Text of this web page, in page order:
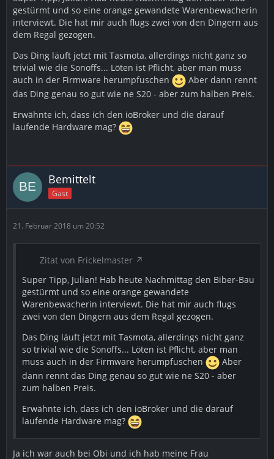
gestürmt und so eine orange gewandete Warenbewacherin
interviewt. Die hat mir auch flugs zwei von den Dingern aus
dem Regal gezogen.
Das Ding läuft jetzt mit Tasmota, allerdings nicht ganz so
trivial wie die Sonoffs... Löten ist Pflicht, aber man muss
auch in der Firmware herumpfuschen
Aber dann rennt
das Ding genau so gut wie ne S20 - aber zum halben Preis.
Erwähnte ich, dass ich den ioBroker und die darauf
laufende Hardware mag?
Bemittelt
Gast
21. Februar 2018 um 20:52
Zitat von Frickelmaster
Super Tipp, Julian! Hab heute Nachmittag den Biber-Bau
gestürmt und so eine orange gewandete
Warenbewacherin interviewt. Die hat mir auch flugs
zwei von den Dingern aus dem Regal gezogen.
Das Ding läuft jetzt mit Tasmota, allerdings nicht ganz
so trivial wie die Sonoffs... Löten ist Pflicht, aber man
muss auch in der Firmware herumpfuschen
Aber
dann rennt das Ding genau so gut wie ne S20 - aber
zum halben Preis.
Erwähnte ich, dass ich den ioBroker und die darauf
laufende Hardware mag?
Ja ich war auch bei Obi und ich hab meine Frau